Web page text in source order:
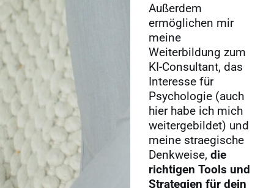
Außerdem
ermöglichen mir
meine
Weiterbildung zum
KI-Consultant, das
Interesse für
Psychologie (auch
hier habe ich mich
weitergebildet) und
meine straegische
Denkweise,die
richtigen Tools und
Strategien für dein